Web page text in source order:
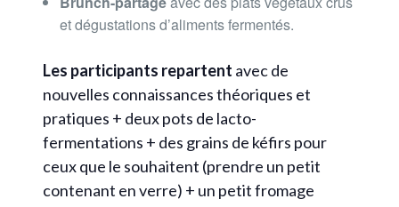
et dégustations d’aliments fermentés.
Les participants repartent avec de
nouvelles connaissances théoriques et
pratiques + deux pots de lacto-
fermentations + des grains de kéfirs pour
ceux que le souhaitent (prendre un petit
contenant en verre) + un petit fromage